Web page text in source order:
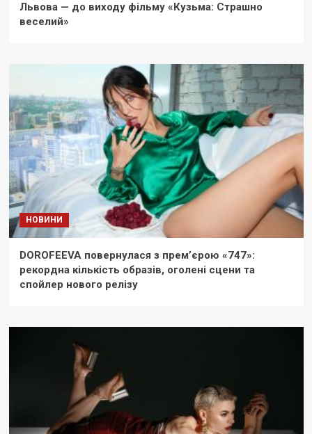
Львова — до виходу фільму «Кузьма: Страшно
веселий»
НОВИНИ
DOROFEEVA повернулася з прем’єрою «747»:
рекордна кількість образів, оголені сцени та
спойлер нового релізу